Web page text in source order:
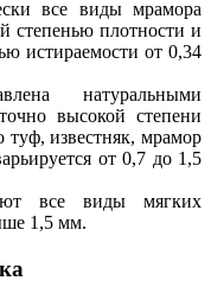
все виды мрамора
степенью плотности и
истираемости от 0,34
натуральными
высокой степени
известняк, мрамор
от 0,7 до 1,5
все виды мягких
1,5 мм.